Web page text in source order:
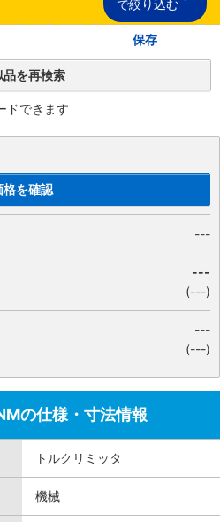
で絞り込む
保存
品を再検索
ドできます
格を確認
---
---
(---)
---
(---)
の仕様・寸法情報
トルクリミッタ
機械